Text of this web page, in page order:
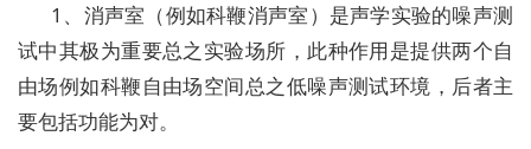
1、消声室（例如科鞭消声室）是声学实验的噪声测
试中其极为重要总之实验场所，此种作用是提供两个自
由场例如科鞭自由场空间总之低噪声测试环境，后者主
要包括功能为对。